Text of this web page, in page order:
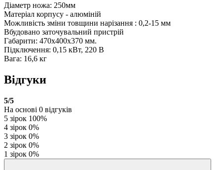
Діаметр ножа: 250мм
Матеріал корпусу - алюміній
Можливість зміни товщини нарізання : 0,2-15 мм
Вбудовано заточувальний пристрій
Габарити: 470х400х370 мм.
Підключення: 0,15 кВт, 220 В
Вага: 16,6 кг
Відгуки
5/5
На основі 0 відгуків
5 зірок 100%
4 зірок 0%
3 зірок 0%
2 зірок 0%
1 зірок 0%